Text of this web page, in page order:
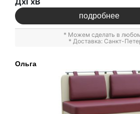
подробнее
* Можем сделать в
* Доставка: Санкт-
Ольга